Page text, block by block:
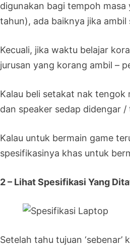
digunakan bagi tempoh
tahun), ada baiknya jika
Kecuali, jika waktu belajar
jurusan yang korang ambil –
Kalau beli setakat nak
dan speaker sedap didengar
Kalau untuk bermain game
spesifikasinya khas untuk
2 – Lihat Spesifikasi Yang
Setelah tahu tujuan